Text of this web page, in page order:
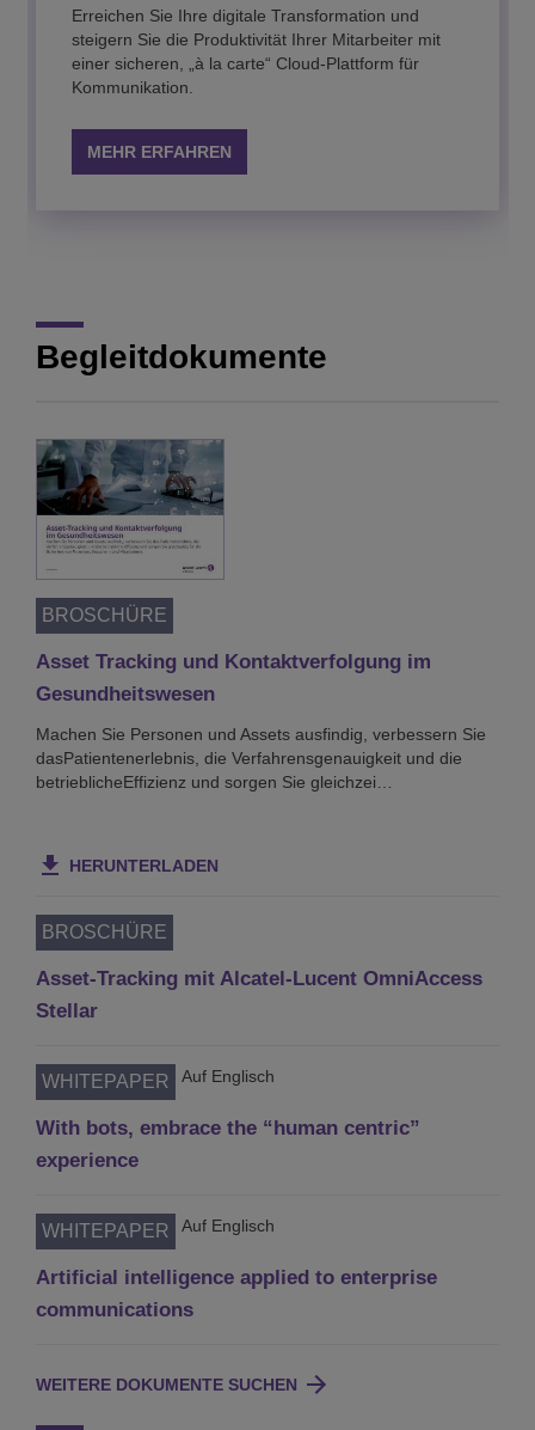
Erreichen Sie Ihre digitale Transformation und
steigern Sie die Produktivität Ihrer Mitarbeiter mit
einer sicheren, „à la carte“ Cloud-Plattform für
Kommunikation.
MEHR ERFAHREN
Nutzen Sie ein gemeinsames
Netzwerkmanagementsystem und netzwerkweite
Rechenzentren.
Begleitdokumente
BROSCHÜRE
Asset Tracking und Kontaktverfolgung im
Gesundheitswesen
Machen Sie Personen und Assets ausfindig, verbessern Sie
dasPatientenerlebnis, die Verfahrensgenauigkeit und die
betrieblicheEffizienz und sorgen Sie gleichzei…
HERUNTERLADEN
BROSCHÜRE
Asset-Tracking mit Alcatel-Lucent OmniAccess
Stellar
WHITEPAPER Auf Englisch
With bots, embrace the “human centric”
experience
WHITEPAPER Auf Englisch
Artificial intelligence applied to enterprise
communications
WEITERE DOKUMENTE SUCHEN